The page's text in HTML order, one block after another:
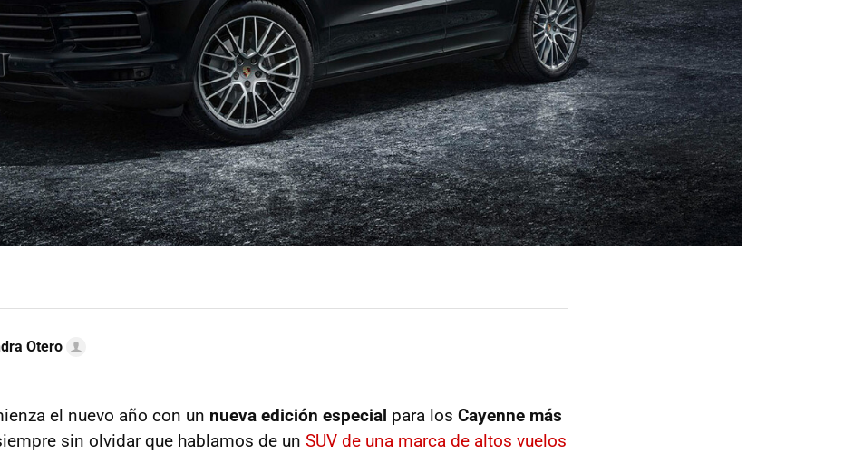
Otero
el nuevo año con un nueva edición especial para los Cayenne más
sin olvidar que hablamos de un SUV de una marca de altos vuelos